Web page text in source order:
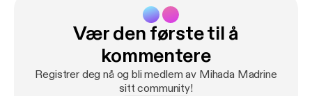
más reales y menos duros. Ser tu propio fan dejará
muchos más frutos que los que se obtienen con la
aprobación de terceros. Atte. Frida.
Vær den første til å
kommentere
Registrer deg nå og bli medlem av Mihada Madrine
sitt community!